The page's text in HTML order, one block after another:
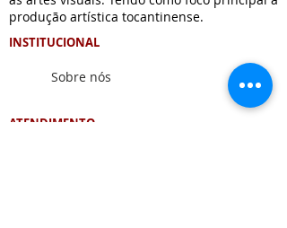
produção artística tocantinense.
INSTITUCIONAL
Sobre nós
ATENDIMENTO